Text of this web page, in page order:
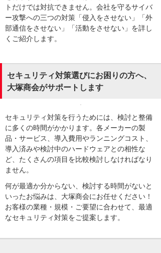
トだけでは対抗できません。会社を守るサイバ
ー攻撃への三つの対策「侵入をさせない」「外
部通信をさせない」「活動をさせない」を詳し
くご紹介します。
セキュリティ対策選びにお困りの方へ、
大塚商会がサポートします
セキュリティ対策を行うためには、検討と整備
に多くの時間がかかります。各メーカーの製
品・サービス、導入費用やランニングコスト、
導入済みや検討中のハードウェアとの相性な
ど、たくさんの項目を比較検討しなければなり
ません。
何が最適か分からない、検討する時間がないと
いったお悩みは、大塚商会にお任せください！
お客様の業種・規模・ご要望に合わせて、最適
なセキュリティ対策をご提案します。